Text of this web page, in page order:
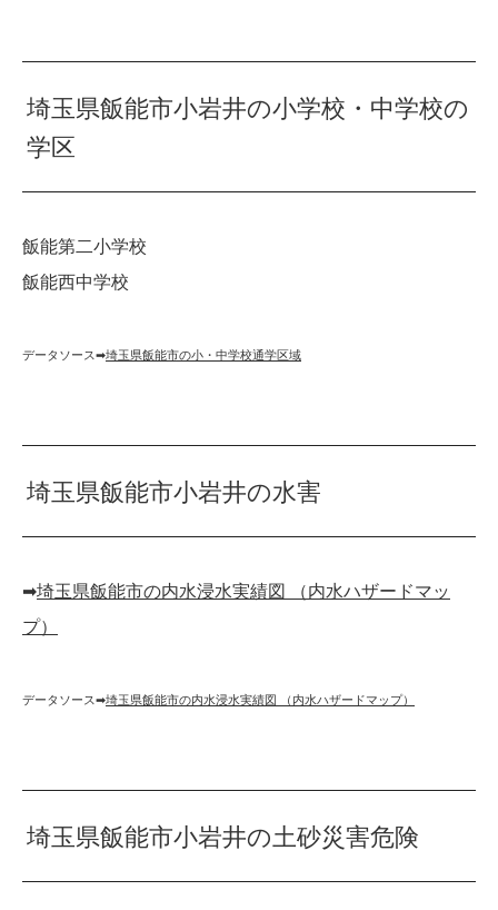
埼玉県飯能市小岩井の小学校・中学校の
学区
飯能第二小学校
飯能西中学校
データソース➡︎埼玉県飯能市の小・中学校通学区域
埼玉県飯能市小岩井の水害
➡︎埼玉県飯能市の内水浸水実績図 （内水ハザードマッ
プ）
データソース➡︎埼玉県飯能市の内水浸水実績図 （内水ハザードマップ）
埼玉県飯能市小岩井の土砂災害危険